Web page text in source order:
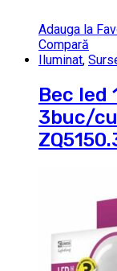
Adauga la
Compară
Iluminat,
Bec led
3buc/